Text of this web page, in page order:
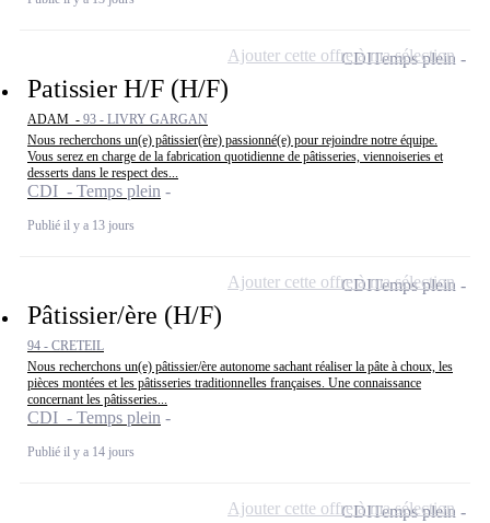
Patissier H/F (H/F)
ADAM - 93 - LIVRY GARGAN
Nous recherchons un(e) pâtissier(ère) passionné(e) pour rejoindre notre équipe.
Vous serez en charge de la fabrication quotidienne de pâtisseries, viennoiseries et
desserts dans le respect des...
CDI - Temps plein
Publié il y a 13 jours
CDITemps plein
Ajouter cette offre à ma sélection
Pâtissier/ère (H/F)
94 - CRETEIL
Nous recherchons un(e) pâtissier/ère autonome sachant réaliser la pâte à choux, les
pièces montées et les pâtisseries traditionnelles françaises. Une connaissance
concernant les pâtisseries...
CDI - Temps plein
Publié il y a 14 jours
CDITemps plein
Ajouter cette offre à ma sélection
CDITemps plein
Ajouter cette offre à ma sélection